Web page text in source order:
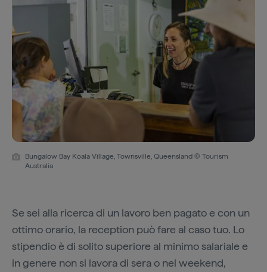
Bungalow Bay Koala Village, Townsville, Queensland © Tourism
Australia
Se sei alla ricerca di un lavoro ben pagato e con un
ottimo orario, la reception può fare al caso tuo. Lo
stipendio è di solito superiore al minimo salariale e
in genere non si lavora di sera o nei weekend,